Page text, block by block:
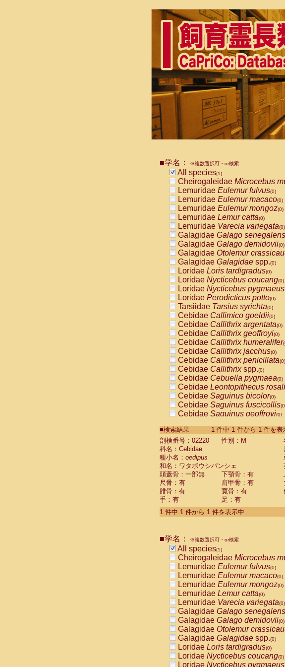
■学名： ※複数選択可・or検索
All species(1)
Cheirogaleidae Microcebus
Lemuridae Eulemur fulvus(0)
Lemuridae Eulemur macaco(0)
Lemuridae Eulemur mongoz(0)
Lemuridae Lemur catta(0)
Lemuridae Varecia variegata(0)
Galagidae Galago
Galagidae Galago demidovii(0)
Galagidae Otolemur
Galagidae Galagidae spp.(0)
Loridae Loris tardigradus(0)
Loridae Nycticebus coucang(0)
Loridae Nycticebus pygmaeus
Loridae Perodicticus potto(0)
Tarsiidae Tarsius syrichta(0)
Cebidae Callimico goeldii(0)
Cebidae Callithrix argentata(0)
Cebidae Callithrix geoffroyi(0)
Cebidae Callithrix humeralifer
Cebidae Callithrix jacchus(0)
Cebidae Callithrix penicillata(0)
Cebidae Callithrixspp.(0)
Cebidae Cebuella pygmaea(0)
Cebidae Leontopithecus
Cebidae Saguinus bicolor(0)
Cebidae Saguinus fuscicollis
Cebidae Saguinus geoffroyi(0)
CebidaeSaguinus labiatus(0)
Cebidae Saguinus leucopus (0)
Cebidae
Cebidae
CebidaeSaguinus nigricollis (0)
Cebidae Saguinus oedipus
Cebidae Saguinus weddelli
Cebidae Saguinusspp.
Cebidae Aotus trivirgatus
Cebidae Cebus albifrons
CebidaeCebus nigrivittatus
CebidaeCebus
CebidaeSaimiri boliviensis(0)
CebidaeSaimiri sciureus(0)
AtelidaeAlouatta caraya(0)
AtelidaeAlouatta fusca(0)
AtelidaeAlouatta seniculus
AtelidaeAlouattaspp.(0)
AtelidaeAteles belzebuth(0)
AtelidaeAteles geoffroyi(0)
AtelidaeAteles paniscus(0)
AtelidaeAtelesspp.(0)
Atelidae Lagothrix lagothricha
AtelidaeLagothrix lagothricha
PitheciidaeCacajao calvus
■検索結果-----------1 件中 1 件から 1 件を表
剖検番号：02220
性別：M
科名：Cebidae
種小名： oedipus
和名：ワタボウシパンシェ
頭蓋骨：一部無
下顎骨：有
尺骨：有
肩甲骨：有
腓骨：有
寛骨：有
手：有
足：有
1 件中 1 件から 1 件を表示中
■学名： ※複数選択可・or検索
All species(1)
Cheirogaleidae Microcebus
Lemuridae Eulemur fulvus(0)
Lemuridae Eulemur macaco(0)
Lemuridae Eulemur mongoz(0)
Lemuridae Lemur catta(0)
Lemuridae Varecia variegata(0)
Galagidae Galago
Galagidae Galago demidovii(0)
Galagidae Otolemur
Galagidae Galagidae spp.(0)
Loridae Loris tardigradus(0)
Loridae Nycticebus coucang(0)
Loridae Nycticebus pygmaeus